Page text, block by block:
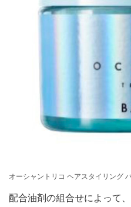
オーシャントリコ ヘアスタイリング
配合油剤の組合せによって